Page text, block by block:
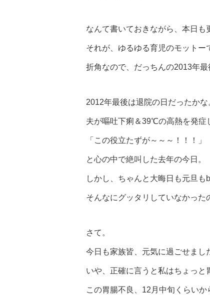
なんて書いておきながら、本日も
それが、ゆるゆる育児のモットー
折角なので、だっちんの2013年
2012年最後は退院の日だったかな
夫が嘔吐下痢＆39℃の高熱を発症
「この役立たずが～～～！！！」
と心の中で絶叫した去年の今日。
しかし、ちゃんと大晦日も元旦も
そんなにグッタリしていなかった
さて。
今日も家族皆、元気に過ごせまし
いや、正確に言うと私はちょっと
この胃腸不良、12月中旬くらいか